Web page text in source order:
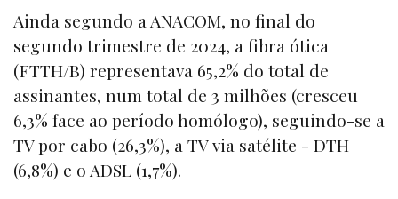
Ainda segundo a ANACOM, no final do
segundo trimestre de 2024, a fibra ótica
(FTTH/B) representava 65,2% do total de
assinantes, num total de 3 milhões (cresceu
6,3% face ao período homólogo), seguindo-se a
TV por cabo (26,3%), a TV via satélite - DTH
(6,8%) e o ADSL (1,7%).